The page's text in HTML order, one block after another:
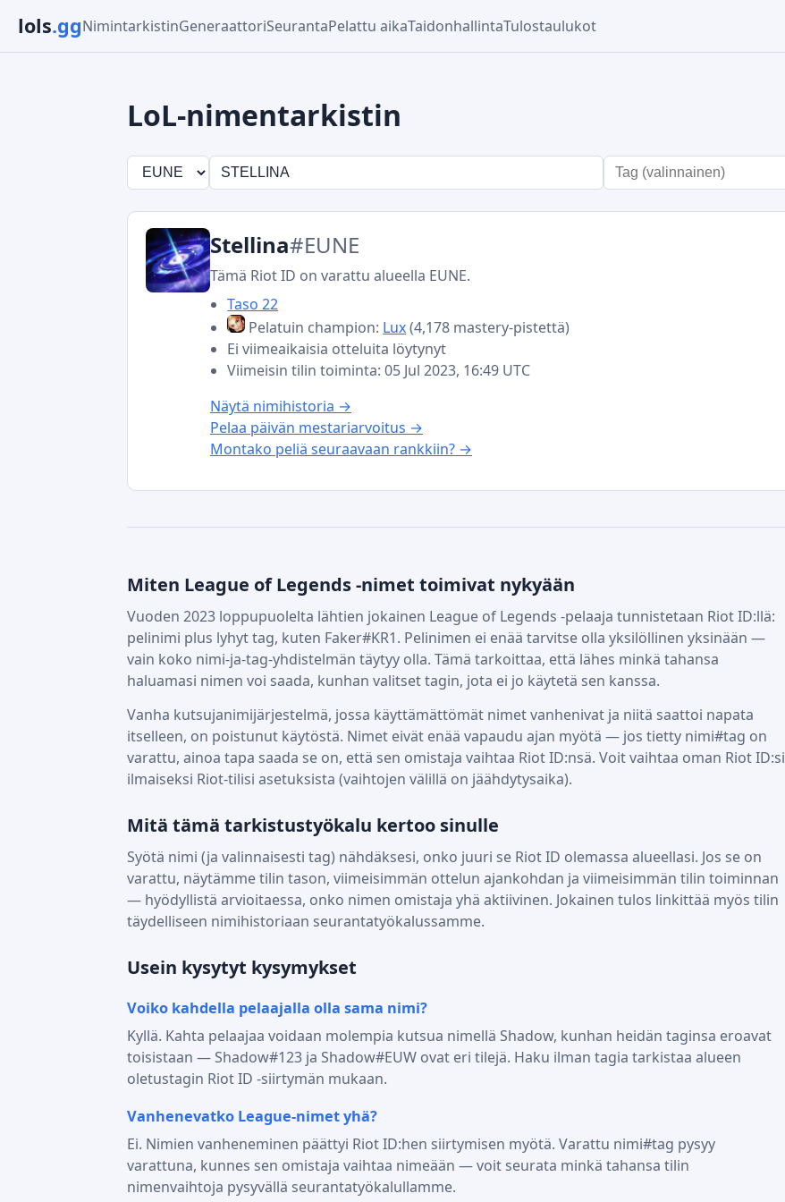
lols.ggNimintarkistinGeneraattoriSeurantaPelattu aikaTaidonhallintaTulostaulukot
LoL-nimentarkistin
Stellina#EUNE
Tämä Riot ID on varattu alueella EUNE.
Taso 22
Pelatuin champion: Lux(4,178 mastery-pistettä)
Ei viimeaikaisia otteluita löytynyt
Viimeisin tilin toiminta: 05 Jul 2023, 16:49 UTC
Näytä nimihistoria →
Pelaa päivän mestariarvoitus →
Montako peliä seuraavaan rankkiin? →
Miten League of Legends -nimet toimivat nykyään
Vuoden 2023 loppupuolelta lähtien jokainen League of Legends -pelaaja tunnistetaan Riot ID:llä:
pelinimi plus lyhyt tag, kuten Faker#KR1. Pelinimen ei enää tarvitse olla yksilöllinen yksinään —
vain koko nimi-ja-tag-yhdistelmän täytyy olla. Tämä tarkoittaa, että lähes minkä tahansa
haluamasi nimen voi saada, kunhan valitset tagin, jota ei jo käytetä sen kanssa.
Vanha kutsujanimijärjestelmä, jossa käyttämättömät nimet vanhenivat ja niitä saattoi napata
itselleen, on poistunut käytöstä. Nimet eivät enää vapaudu ajan myötä — jos tietty nimi#tag on
varattu, ainoa tapa saada se on, että sen omistaja vaihtaa Riot ID:nsä. Voit vaihtaa oman Riot ID:si
ilmaiseksi Riot-tilisi asetuksista (vaihtojen välillä on jäähdytysaika).
Mitä tämä tarkistustyökalu kertoo sinulle
Syötä nimi (ja valinnaisesti tag) nähdäksesi, onko juuri se Riot ID olemassa alueellasi. Jos se on
varattu, näytämme tilin tason, viimeisimmän ottelun ajankohdan ja viimeisimmän tilin toiminnan
— hyödyllistä arvioitaessa, onko nimen omistaja yhä aktiivinen. Jokainen tulos linkittää myös tilin
täydelliseen nimihistoriaan seurantatyökalussamme.
Usein kysytyt kysymykset
Voiko kahdella pelaajalla olla sama nimi?
Kyllä. Kahta pelaajaa voidaan molempia kutsua nimellä Shadow, kunhan heidän taginsa eroavat
toisistaan — Shadow#123 ja Shadow#EUW ovat eri tilejä. Haku ilman tagia tarkistaa alueen
oletustagin Riot ID -siirtymän mukaan.
Vanhenevatko League-nimet yhä?
Ei. Nimien vanheneminen päättyi Riot ID:hen siirtymisen myötä. Varattu nimi#tag pysyy
varattuna, kunnes sen omistaja vaihtaa nimeään — voit seurata minkä tahansa tilin
nimenvaihtoja pysyvällä seurantatyökalullamme.